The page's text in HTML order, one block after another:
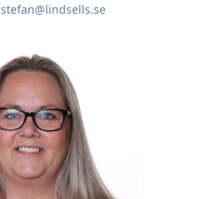
stefan@lindsells.se